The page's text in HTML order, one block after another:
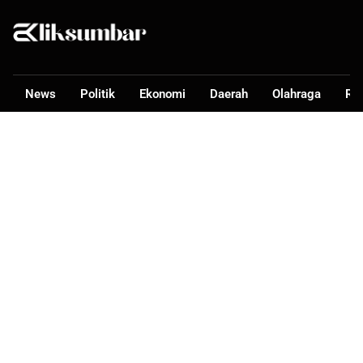
News Politik Ekonomi Daerah Olahraga